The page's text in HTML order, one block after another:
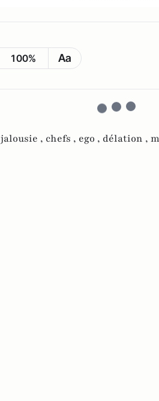
100% Aa
jalousie , chefs , ego , délation ,